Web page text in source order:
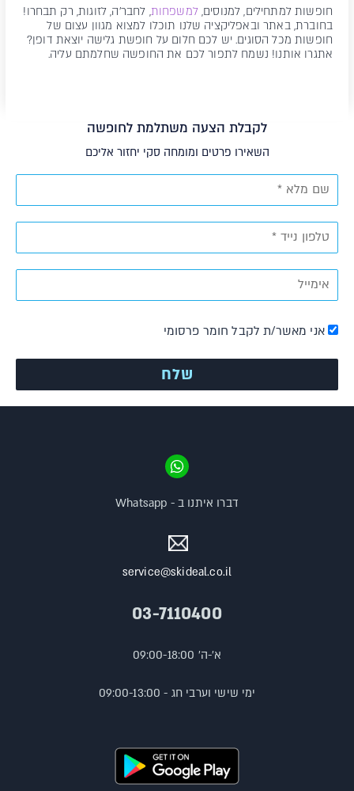
חופשות למתחילים, למנוסים,למשפחות, לחבר'ה, לזוגות, רק תבחרו!
בחוברת, באתר ובאפליקציה שלנו תוכלו למצוא מגוון עצום של
חופשות מכל הסוגים. יש לכם חלום על חופשת גלישה יוצאת דופן?
אתגרו אותנו! נשמח לתפור לכם את החופשה שחלמתם עליה.
לקבלת הצעה משתלמת לחופשה
השאירו פרטים ומומחה סקי יחזור אליכם
אני מאשר/ת לקבל חומר פרסומי
service@skideal.co.il
03-7110400
א'-ה' 09:00-18:00
ימי שישי וערבי חג - 09:00-13:00
דברו איתנו ב - Whatsapp